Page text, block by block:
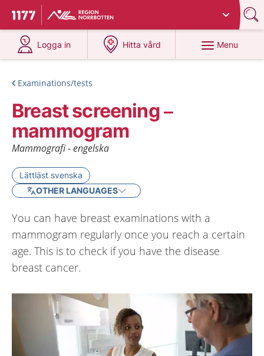
To start page for 1177
Du har valt region
Logga in
at 1177.se
Hitta vård
at 1177.se
Menu
Examinations/tests
Breast screening –
mammogram
Mammografi - engelska
Lättläst svenska
OTHER LANGUAGES
You can have breast examinations with a
mammogram regularly once you reach a certain
age. This is to check if you have the disease
breast cancer.